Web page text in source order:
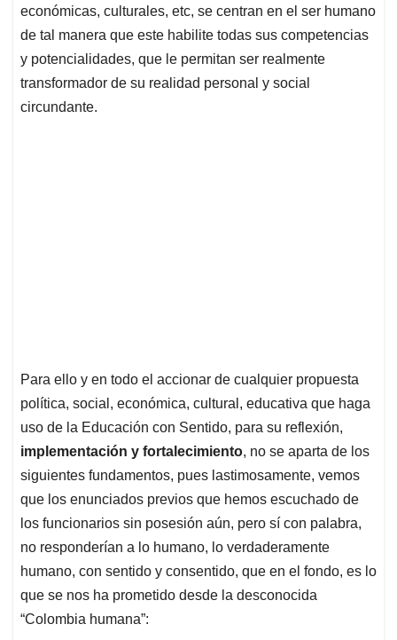
económicas, culturales, etc, se centran en el ser humano
de tal manera que este habilite todas sus competencias
y potencialidades, que le permitan ser realmente
transformador de su realidad personal y social
circundante.
Para ello y en todo el accionar de cualquier propuesta
política, social, económica, cultural, educativa que haga
uso de la Educación con Sentido, para su reflexión,
implementación y fortalecimiento, no se aparta de los
siguientes fundamentos, pues lastimosamente, vemos
que los enunciados previos que hemos escuchado de
los funcionarios sin posesión aún, pero sí con palabra,
no responderían a lo humano, lo verdaderamente
humano, con sentido y consentido, que en el fondo, es lo
que se nos ha prometido desde la desconocida
“Colombia humana”: